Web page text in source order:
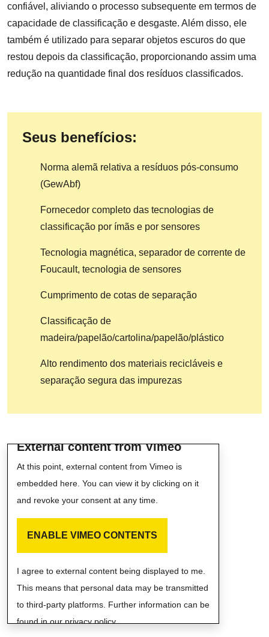
confiável, aliviando o processo subsequente em termos de
capacidade de classificação e desgaste. Além disso, ele
também é utilizado para separar objetos escuros do que
restou depois da classificação, proporcionando assim uma
redução na quantidade final dos resíduos classificados.
Seus benefícios:
Norma alemã relativa a resíduos pós-consumo
(GewAbf)
Fornecedor completo das tecnologias de
classificação por ímãs e por sensores
Tecnologia magnética, separador de corrente de
Foucault, tecnologia de sensores
Cumprimento de cotas de separação
Classificação de
madeira/papelão/cartolina/papelão/plástico
Alto rendimento dos materiais recicláveis e
separação segura das impurezas
External content from Vimeo
At this point, external content from Vimeo is
embedded here. You can view it by clicking on it
and revoke your consent at any time.
ENABLE VIMEO CONTENTS
I agree to external content being displayed to me.
This means that personal data may be transmitted
to third-party platforms. Further information can be
found in our privacy policy.